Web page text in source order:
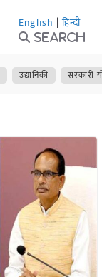
English | हिन्दी
Search
उद्यानिकी सरकारी